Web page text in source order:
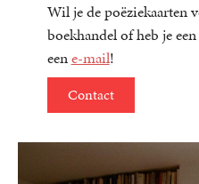
Wil je de poëziekaarten
boekhandel of heb je
eene-mail!
Contact